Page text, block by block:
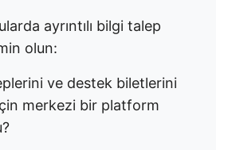
ayrıntılı bilgi talep
olun:
ve destek biletlerini
merkezi bir platform